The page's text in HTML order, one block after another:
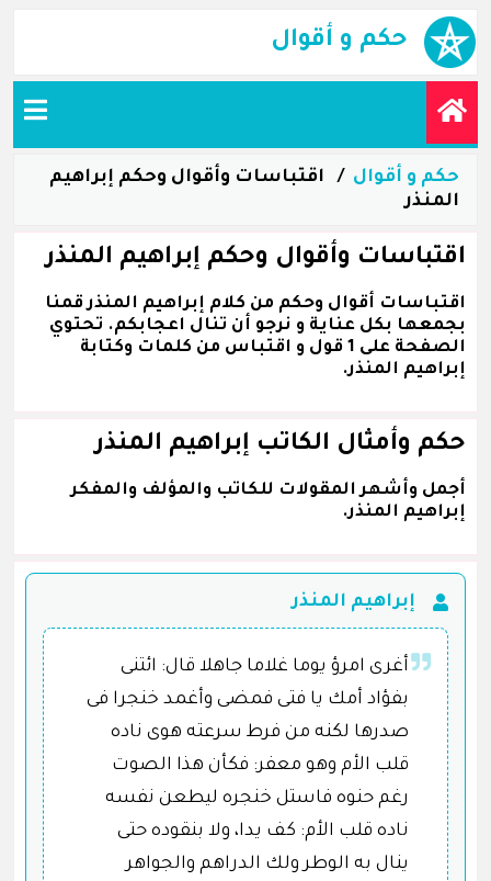
حكم و أقوال
حكم و أقوال
اقتباسات وأقوال وحكم إبراهيم
المنذر
اقتباسات وأقوال وحكم إبراهيم المنذر
اقتباسات أقوال وحكم من كلام إبراهيم المنذر قمنا
بجمعها بكل عناية و نرجو أن تنال اعجابكم. تحتوي
الصفحة على 1 قول و اقتباس من كلمات وكتابة
إبراهيم المنذر.
حكم وأمثال الكاتب إبراهيم المنذر
أجمل وأشهر المقولات للكاتب والمؤلف والمفكر
إبراهيم المنذر.
إبراهيم المنذر
أغرى امرؤ يوما غلاما جاهلا قال: ائتنى
بفؤاد أمك يا فتى فمضى وأغمد خنجرا فى
صدرها لكنه من فرط سرعته هوى ناده
قلب الأم وهو معفر: فكأن هذا الصوت
رغم حنوه فاستل خنجره ليطعن نفسه
ناده قلب الأم: كف يدا، ولا بنقوده حتى
ينال به الوطر ولك الدراهم والجواهر